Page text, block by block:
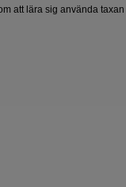
att lära sig använda